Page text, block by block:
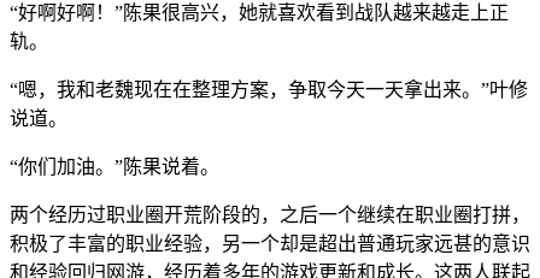
“好啊好啊！”陈果很高兴，她就喜欢看到战队越来越走上正
轨。
“嗯，我和老魏现在在整理方案，争取今天一天拿出来。”叶修
说道。
“你们加油。”陈果说着。
两个经历过职业圈开荒阶段的，之后一个继续在职业圈打拼，
积极了丰富的职业经验，另一个却是超出普通玩家远甚的意识
和经验回归网游，经历着多年的游戏更新和成长。这两人联起